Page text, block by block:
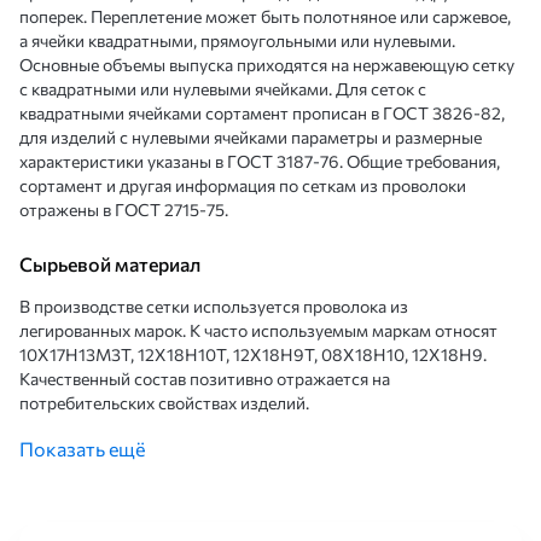
поперек. Переплетение может быть полотняное или саржевое,
а ячейки квадратными, прямоугольными или нулевыми.
Основные объемы выпуска приходятся на нержавеющую сетку
с квадратными или нулевыми ячейками. Для сеток с
квадратными ячейками сортамент прописан в ГОСТ 3826-82,
для изделий с нулевыми ячейками параметры и размерные
характеристики указаны в ГОСТ 3187-76. Общие требования,
сортамент и другая информация по сеткам из проволоки
отражены в ГОСТ 2715-75.
Сырьевой материал
В производстве сетки используется проволока из
легированных марок. К часто используемым маркам относят
10Х17Н13М3Т, 12Х18Н10Т, 12Х18Н9Т, 08Х18Н10, 12Х18Н9.
Качественный состав позитивно отражается на
потребительских свойствах изделий.
Механические свойства 10Х17Н13М3Т, %:
Показать ещё